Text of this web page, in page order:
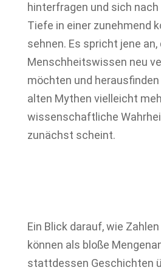
hinterfragen und sich nach
Tiefe in einer zunehmend
sehnen. Es spricht jene
Menschheitswissen neu
möchten und herausfinden
alten Mythen vielleicht
wissenschaftliche
zunächst scheint.
Ein Blick darauf, wie
können als bloße
stattdessen Geschichten